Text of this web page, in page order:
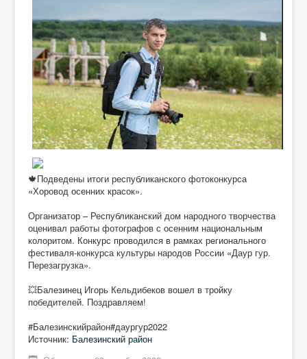
и
н
5
5
🍁Подведены итоги республиканского фотоконкурса
«Хоровод осенних красок».
Организатор – Республиканский дом народного творчества
оценивал работы фотографов с осенним национальным
колоритом. Конкурс проводился в рамках регионального
фестиваля-конкурса культуры народов России «Даур гур.
Перезагрузка».
💥Балезинец Игорь Кельдибеков вошел в тройку
победителей. Поздравляем!
#Балезинскийрайон#даургур2022
Источник: Балезинский район